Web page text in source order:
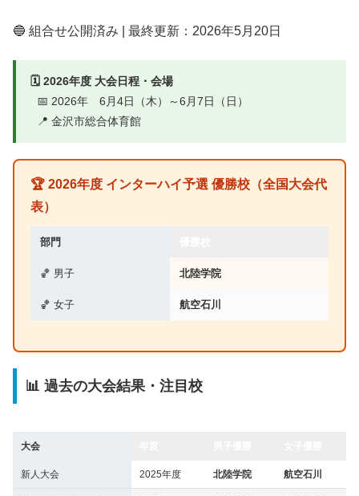
🔵 組合せ公開済み | 最終更新：2026年5月20日
🗓️ 2026年度 大会日程・会場
📅 2026年 6月4日（木）～6月7日（日）
📍 金沢市総合体育館
🏆 2026年度 インターハイ予選 優勝校（全国大会代
表）
部門
🏀 男子 北陸学院
🏀 女子 航空石川
📊 過去の大会結果・注目校
大会
新人大会 2025年度 北陸学院 航空石川